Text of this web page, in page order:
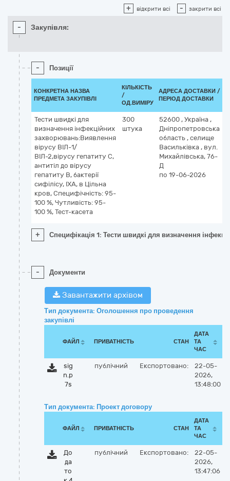
+ відкрити всі - закрити всі
- Закупівля:
- Позиції
КОНКРЕТНА НАЗВА
ПРЕДМЕТА ЗАКУПІВЛІ
КІЛЬКІСТЬ
/
ОД.ВИМІРУ
АДРЕСА ДОСТАВКИ /
ПЕРІОД ДОСТАВКИ
Тести швидкі для
визначення інфекційних
захворювань:Виявлення
вірусу ВІЛ-1/
ВІЛ-2,вірусу гепатиту С,
антитіл до вірусу
гепатиту В, бактерії
сифілісу, ІХА, в Цільна
кров, Специфічність: 95-
100 %, Чутливість: 95-
100 %, Тест-касета
300
штука
52600 , Україна ,
Дніпропетровська
область , селище
Васильківка , вул.
Михайлівська, 76-
Д
по 19-06-2026
+ Специфікація 1: Тести швидкі для визначення
- Документи
Завантажити архівом
Тип документа: Оголошення про проведення
закупівлі
ФАЙЛ ПРИВАТНІСТЬ СТАН
ДАТА
ТА
ЧАС
sig
n.p
7s
публічний Експортовано:
22-05-
2026,
13:48:00
Тип документа: Проект договору
ФАЙЛ ПРИВАТНІСТЬ СТАН
ДАТА
ТА
ЧАС
До
да
то
публічний Експортовано:
22-05-
2026,
13:47:06